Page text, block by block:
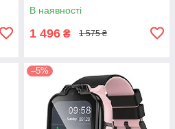
В наявності
1 496 ₴ 1 575 ₴
–5%